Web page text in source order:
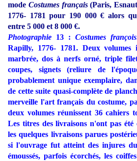
mode Costumes français(Paris,
1776- 1781 pour 190 000 € alors
entre 5 000 et 8 000 €.
Photographie 13 : Costumes françois
Rapilly, 1776- 1781. Deux volumes
marbrée, dos à nerfs orné, triple
coupes, signets (reliure de
probablement unique exemplaire,
de cette suite quasi-complète de
merveille l'art français du costume,
deux volumes réunissent 36 cahiers
Les titres des livraisons n'ont pas
les quelques livraisons parues
si l'ouvrage fut atteint des injures
émoussés, parfois écorchés, les